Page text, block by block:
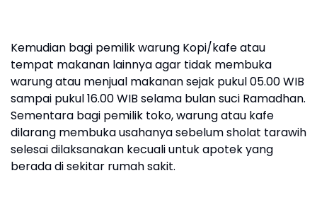
Kemudian bagi pemilik warung Kopi/kafe atau
tempat makanan lainnya agar tidak membuka
warung atau menjual makanan sejak pukul 05.00 WIB
sampai pukul 16.00 WIB selama bulan suci Ramadhan.
Sementara bagi pemilik toko, warung atau kafe
dilarang membuka usahanya sebelum sholat tarawih
selesai dilaksanakan kecuali untuk apotek yang
berada di sekitar rumah sakit.